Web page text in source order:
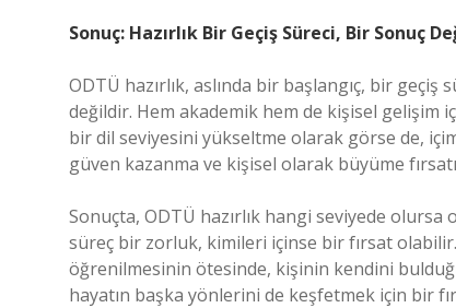
Sonuç: Hazırlık Bir Geçiş Süreci, Bir Sonuç
ODTÜ hazırlık, aslında bir başlangıç, bir
değildir. Hem akademik hem de kişisel gelişim
bir dil seviyesini yükseltme olarak görse de,
güven kazanma ve kişisel olarak büyüme
Sonuçta, ODTÜ hazırlık hangi seviyede
süreç bir zorluk, kimileri içinse bir fırsat
öğrenilmesinin ötesinde, kişinin kendini
hayatın başka yönlerini de keşfetmek için bir